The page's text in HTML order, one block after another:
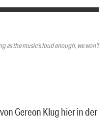
as the music’s loud enough, we won’t
Gereon Klug hier in der